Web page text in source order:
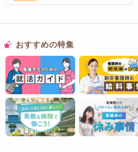
おすすめの特集